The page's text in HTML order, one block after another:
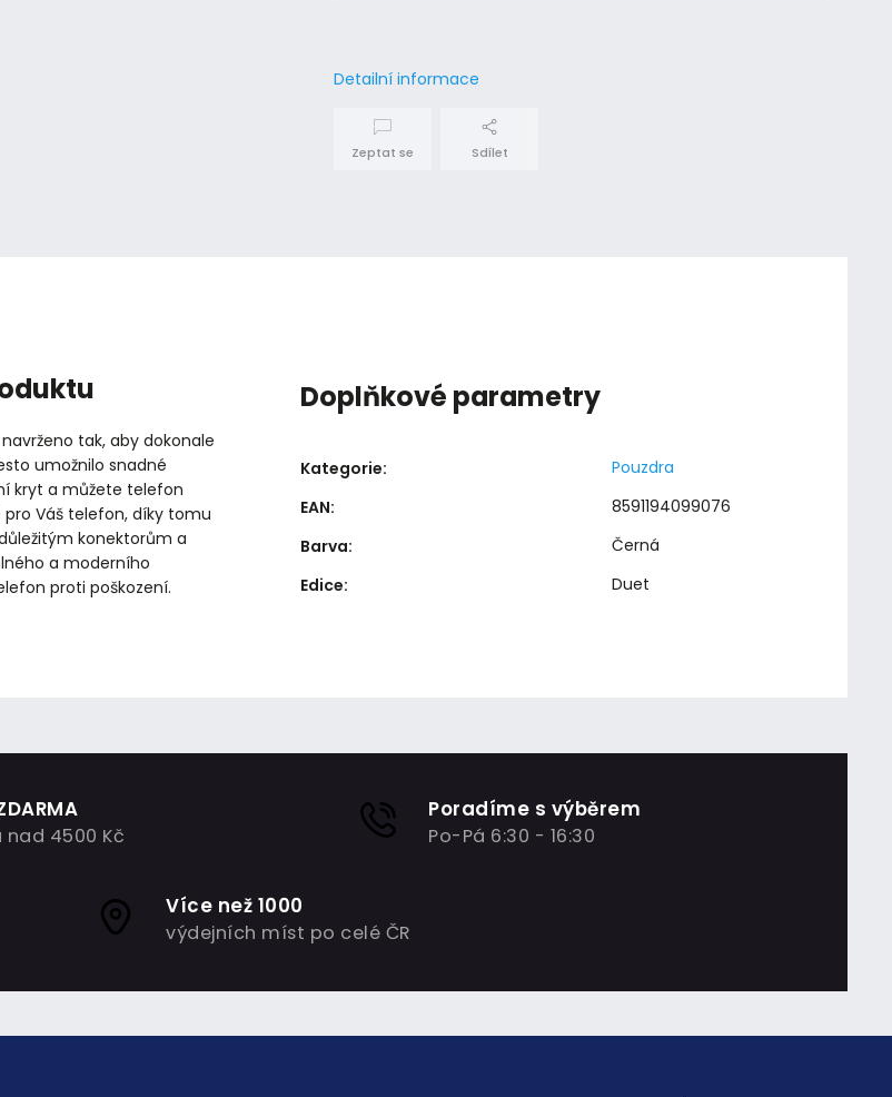
Detailní informace
Zeptat se Sdílet
tak, aby dokonale
umožnilo snadné
kryt a můžete telefon
Váš telefon, díky tomu
konektorům a
a moderního
proti poškození.
Doplňkové parametry
Kategorie:
Pouzdra
EAN:
8591194099076
Barva:
Černá
Edice: Duet
nad 4500 Kč
Poradíme s výběrem
Po-Pá 6:30 - 16:30
Více než 1000
výdejních míst po celé ČR